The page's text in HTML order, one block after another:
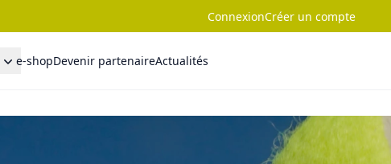
ConnexionCréer un compte
e-shopDevenir partenaireActualités